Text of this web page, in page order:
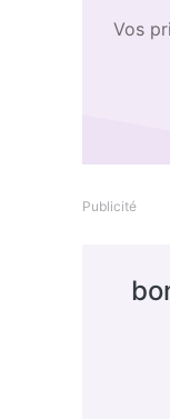
Vos
Publicité